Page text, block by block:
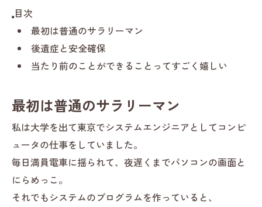
目次
最初は普通のサラリーマン
後遺症と安全確保
当たり前のことができることってすごく嬉しい
最初は普通のサラリーマン
私は大学を出て東京でシステムエンジニアとしてコンピ
ュータの仕事をしていました。
毎日満員電車に揺られて、夜遅くまでパソコンの画面と
にらめっこ。
それでもシステムのプログラムを作っていると、